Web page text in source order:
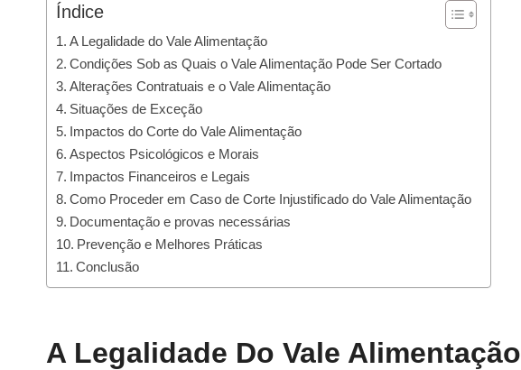
Índice
A Legalidade do Vale Alimentação
Condições Sob as Quais o Vale Alimentação Pode Ser Cortado
Alterações Contratuais e o Vale Alimentação
Situações de Exceção
Impactos do Corte do Vale Alimentação
Aspectos Psicológicos e Morais
Impactos Financeiros e Legais
Como Proceder em Caso de Corte Injustificado do Vale Alimentação
Documentação e provas necessárias
Prevenção e Melhores Práticas
Conclusão
A Legalidade Do Vale Alimentação